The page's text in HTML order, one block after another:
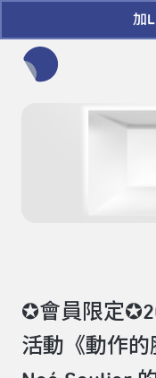
加
✪會員限定
活動《動作的